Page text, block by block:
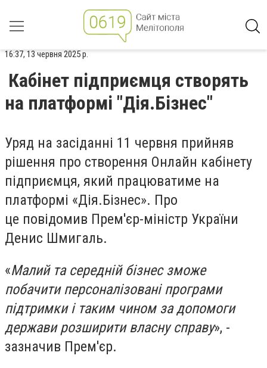
16:37, 13 червня 2025 р.
Кабінет підприємця створять
на платформі "Дія.Бізнес"
Уряд на засіданні 11 червня прийняв
рішення про створення Онлайн кабінету
підприємця, який працюватиме на
платформі «Дія.Бізнес». Про
це повідомив Прем'єр-міністр України
Денис Шмигаль.
«Малий та середній бізнес зможе
побачити персоналізовані програми
підтримки і таким чином за допомоги
держави розширити власну справу», -
зазначив Прем'єр.